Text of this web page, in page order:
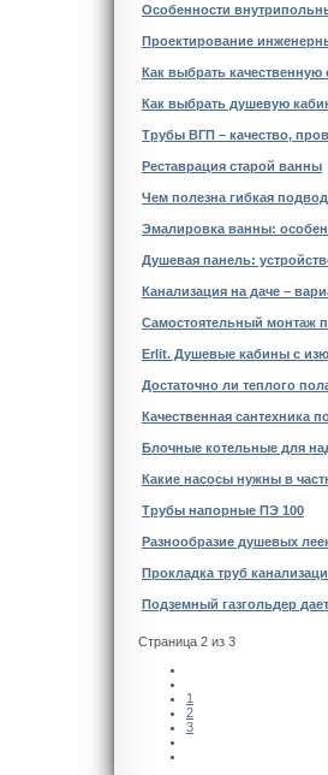
Особенности
Проектирование
Как выбрать качественную
Как выбрать душевую
Трубы ВГП – качество,
Реставрация старой ванны
Чем полезна гибкая
Эмалировка ванны:
Душевая панель:
Канализация на даче –
Самостоятельный монтаж
Erlit. Душевые кабины с
Достаточно ли теплого
Качественная сантехника
Блочные котельные для
Какие насосы нужны в
Трубы напорные ПЭ 100
Разнообразие душевых
Прокладка труб
Подземный газгольдер
Страница 2 из 3
1
2
3